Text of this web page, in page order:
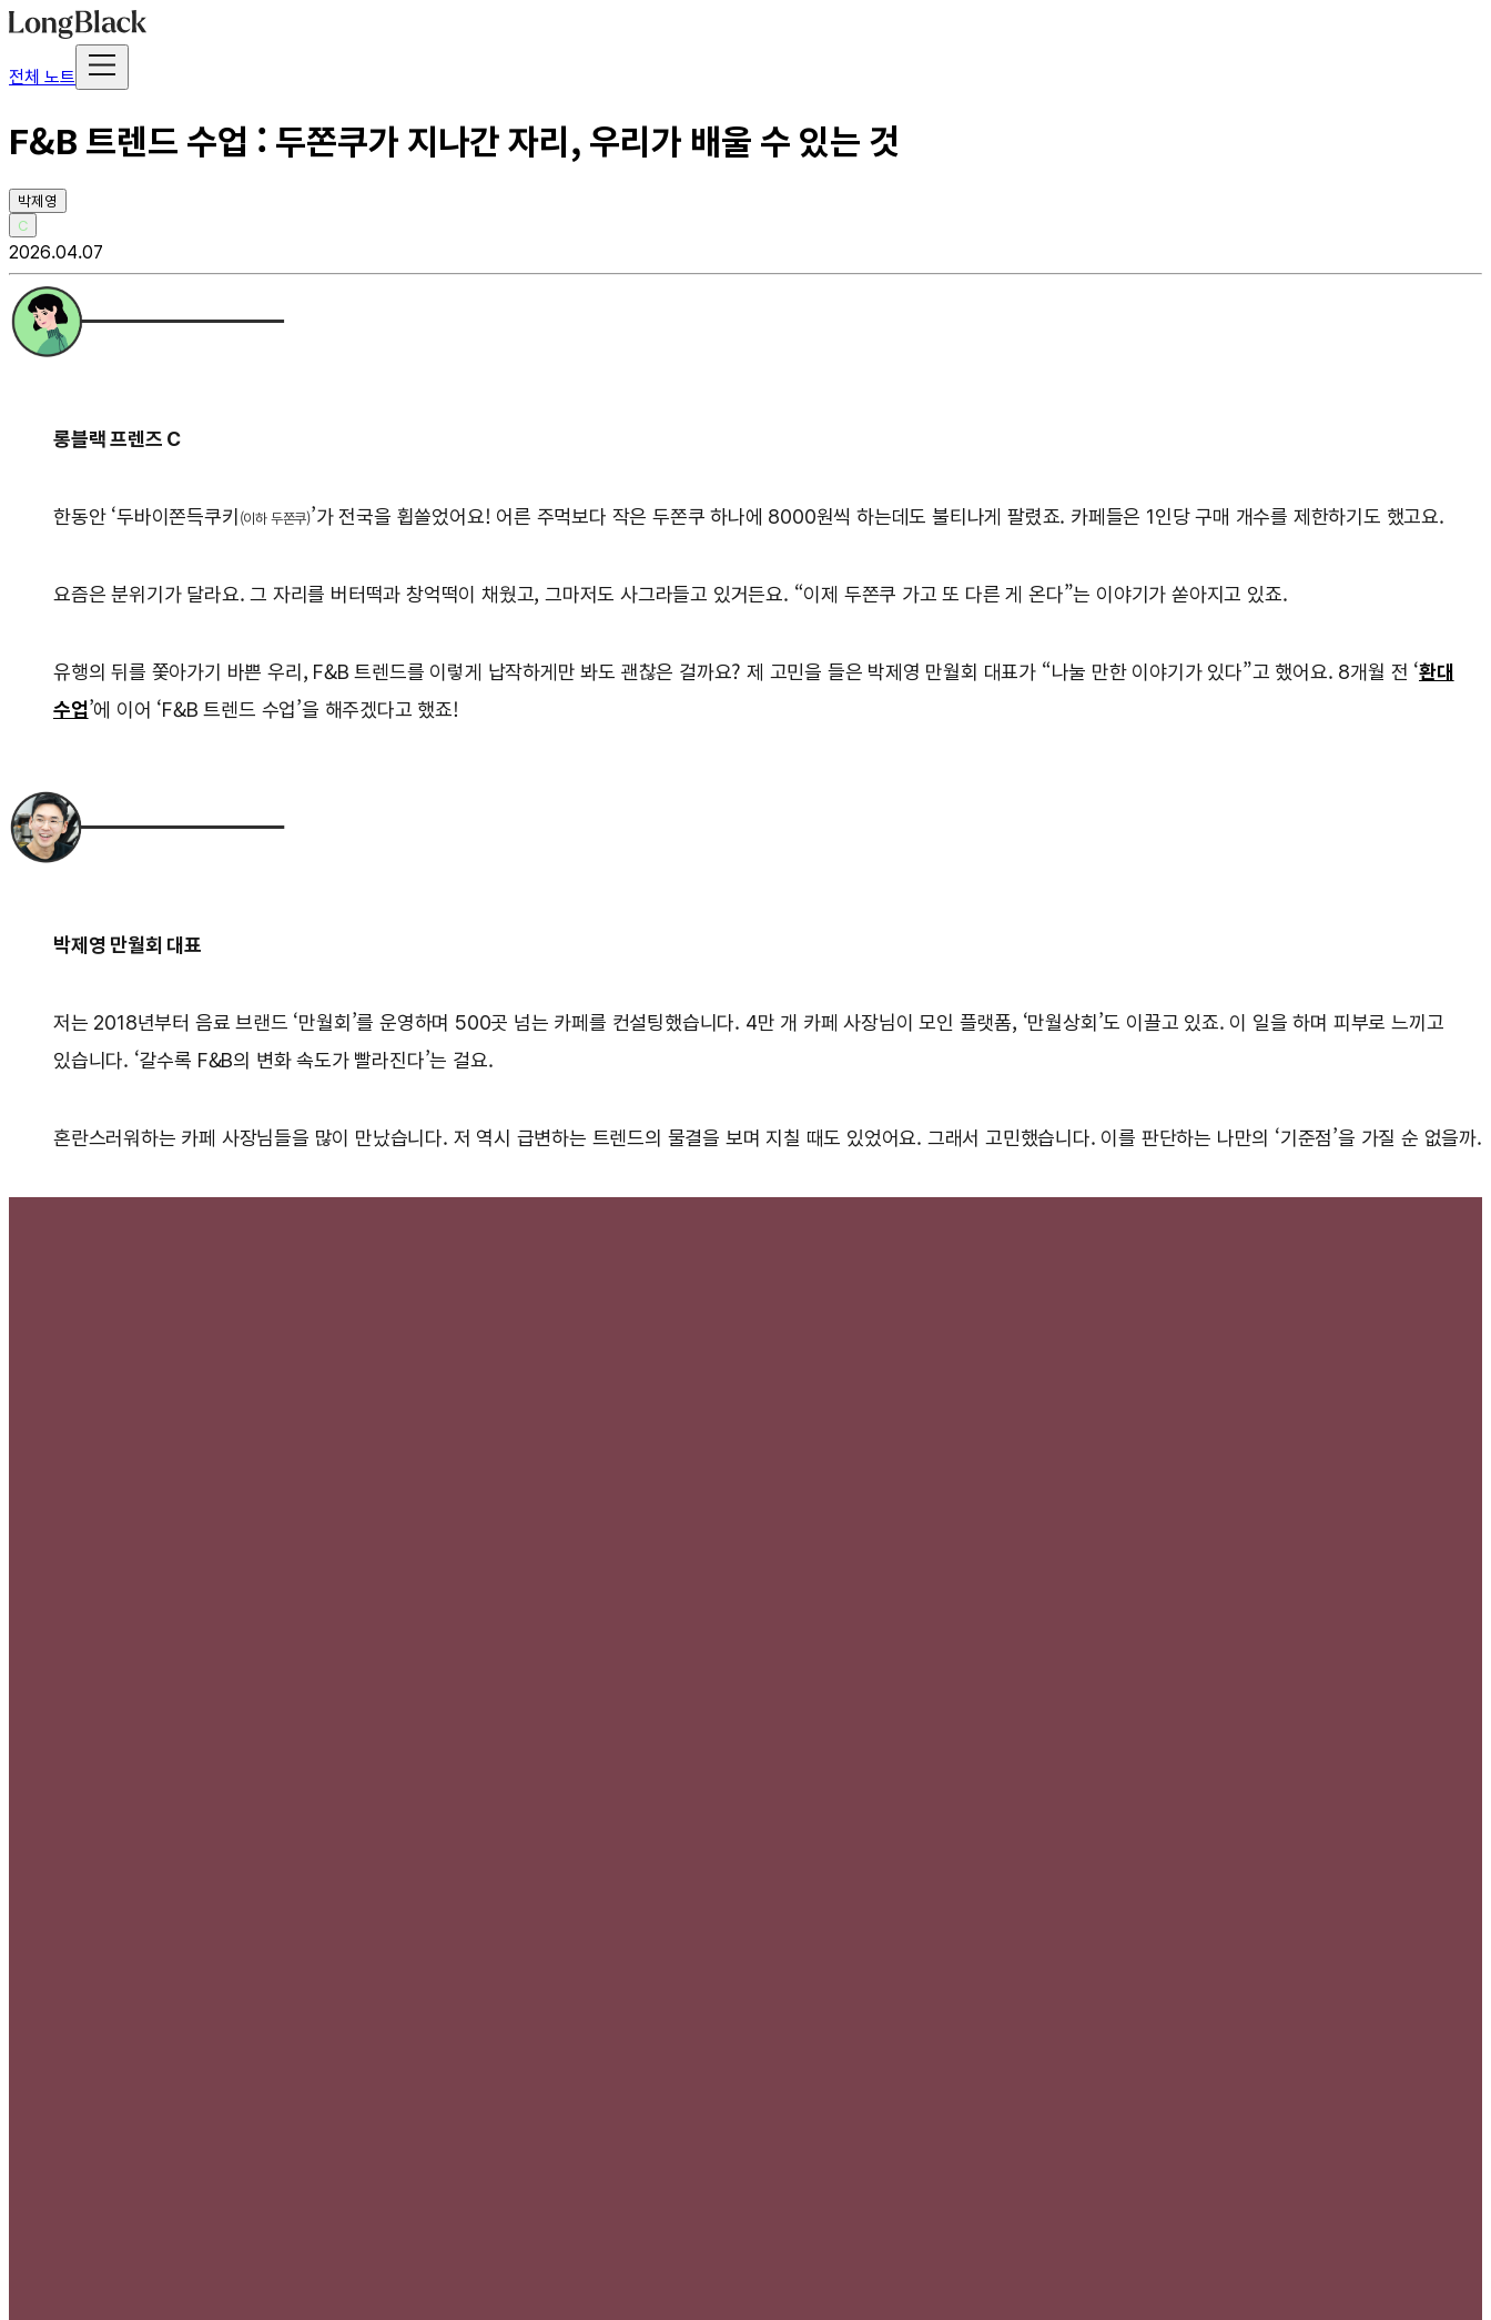
전체 노트
F&B 트렌드 수업 : 두쫀쿠가 지나간 자리, 우리가 배울 수 있는 것
박제영
C
2026.04.07
롱블랙 프렌즈 C
한동안 ‘두바이쫀득쿠키 (이하 두쫀쿠)’가 전국을 휩쓸었어요! 어른 주먹보다 작은 두쫀쿠 하나에 8000원씩 하는데도 불티나게 팔렸죠. 카페들은 1인당 구매 개수를 제한하기도 했고요.
요즘은 분위기가 달라요. 그 자리를 버터떡과 창억떡이 채웠고, 그마저도 사그라들고 있거든요. “이제 두쫀쿠 가고 또 다른 게 온다”는 이야기가 쏟아지고 있죠.
유행의 뒤를 쫓아가기 바쁜 우리, F&B 트렌드를 이렇게 납작하게만 봐도 괜찮은 걸까요? 제 고민을 들은 박제영 만월회 대표가 “나눌 만한 이야기가 있다”고 했어요. 8개월 전 ‘환대
수업’에 이어 ‘F&B 트렌드 수업’을 해주겠다고 했죠!
박제영 만월회 대표
저는 2018년부터 음료 브랜드 ‘만월회’를 운영하며 500곳 넘는 카페를 컨설팅했습니다. 4만 개 카페 사장님이 모인 플랫폼, ‘만월상회’도 이끌고 있죠. 이 일을 하며 피부로 느끼고
있습니다. ‘갈수록 F&B의 변화 속도가 빨라진다’는 걸요.
혼란스러워하는 카페 사장님들을 많이 만났습니다. 저 역시 급변하는 트렌드의 물결을 보며 지칠 때도 있었어요. 그래서 고민했습니다. 이를 판단하는 나만의 ‘기준점’을 가질 순 없을까.